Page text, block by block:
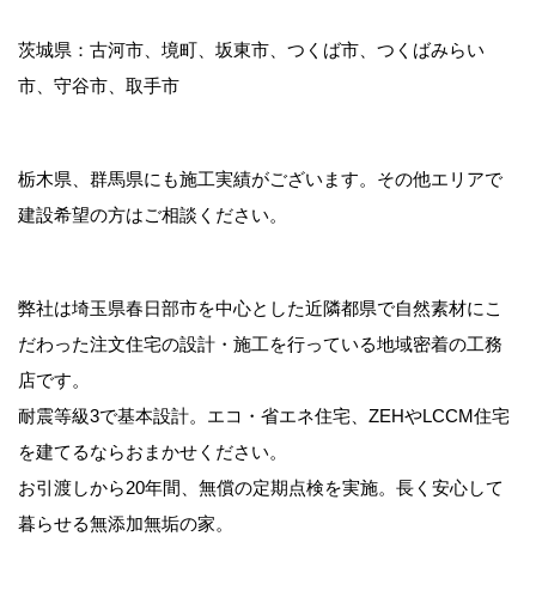
茨城県：古河市、境町、坂東市、つくば市、つくばみらい
市、守谷市、取手市
栃木県、群馬県にも施工実績がございます。その他エリアで
建設希望の方はご相談ください。
弊社は埼玉県春日部市を中心とした近隣都県で自然素材にこ
だわった注文住宅の設計・施工を行っている地域密着の工務
店です。
耐震等級3で基本設計。エコ・省エネ住宅、ZEHやLCCM住宅
を建てるならおまかせください。
お引渡しから20年間、無償の定期点検を実施。長く安心して
暮らせる無添加無垢の家。